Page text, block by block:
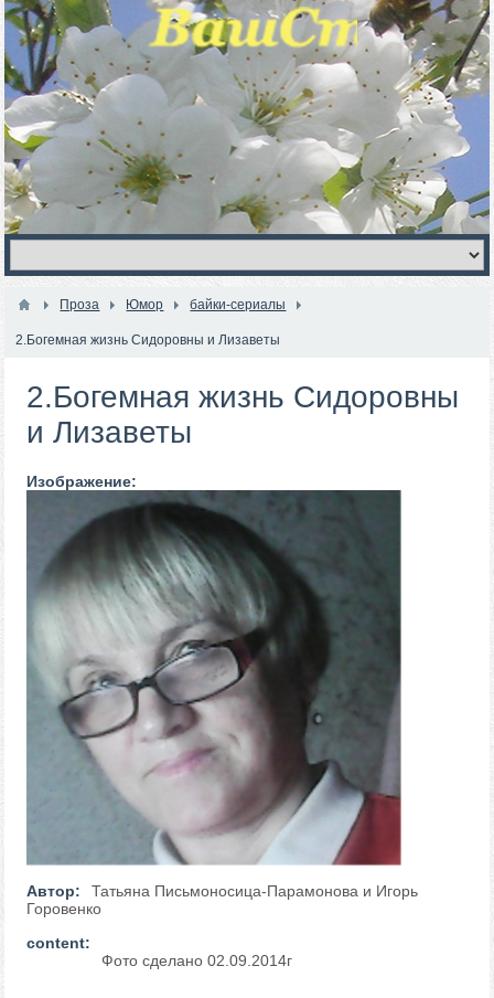
Проза Юмор байки-сериалы
2.Богемная жизнь Сидоровны и Лизаветы
2.Богемная жизнь Сидоровны
и Лизаветы
Изображение:
Автор:
Татьяна Письмоносица-Парамонова и Игорь
Горовенко
content:
Фото сделано 02.09.2014г